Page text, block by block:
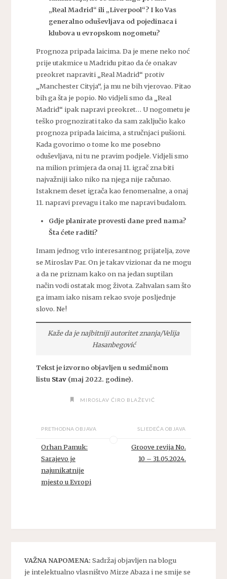
„Real Madrid“ ili „Liverpool“? I ko Vas
generalno oduševljava od pojedinaca i
klubova u evropskom nogometu?
Prognoza pripada laicima. Da je mene neko noć
prije utakmice u Madridu pitao da će onakav
preokret napraviti „Real Madrid“ protiv
„Manchester Cityja“, ja mu ne bih vjerovao. Pitao
bih ga šta je popio. No vidjeli smo da „Real
Madrid“ ipak napravi preokret… U nogometu je
teško prognozirati tako da sam zaključio kako
prognoza pripada laicima, a stručnjaci pušioni.
Kada govorimo o tome ko me posebno
oduševljava, ni tu ne pravim podjele. Vidjeli smo
na milion primjera da onaj 11. igrač zna biti
najvažniji iako niko na njega nije računao.
Istaknem deset igrača kao fenomenalne, a onaj
11. napravi prevagu i tako me napravi budalom.
Gdje planirate provesti dane pred nama?
Šta ćete raditi?
Imam jednog vrlo interesantnog prijatelja, zove
se Miroslav Par. On je takav vizionar da ne mogu
a da ne priznam kako on na jedan suptilan
način vodi ostatak mog života. Zahvalan sam što
ga imam iako nisam rekao svoje posljednje
slovo. Ne!
Kaže da je najbitniji autoritet znanja/Velija
Hasanbegović
Tekst je izvorno objavljen u sedmičnom
listu Stav(maj 2022. godine).
MIROSLAV ĆIRO BLAŽEVIĆ
PRETHODNA OBJAVA
Orhan Pamuk:
Sarajevo je
najunikatnije
mjesto u Evropi
SLJEDEĆA OBJAVA
Groove revija No.
10 – 31.05.2024.
VAŽNA NAPOMENA: Sadržaj objavljen na blogu
je intelektualno vlasništvo Mirze Abaza i ne smije se